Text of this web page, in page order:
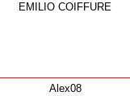
EMILIO COIFFURE
Alex08